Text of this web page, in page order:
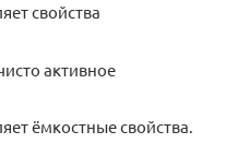
свойства
активное
ёмкостные свойства.